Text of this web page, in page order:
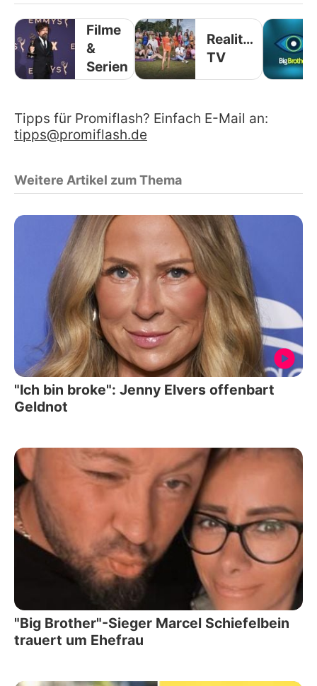
Filme
&
Serien
Reality-
TV
Tipps für Promiflash? Einfach E-Mail an:
tipps@promiflash.de
Weitere Artikel zum Thema
"Ich bin broke": Jenny Elvers offenbart
Geldnot
"Big Brother"-Sieger Marcel Schiefelbein
trauert um Ehefrau